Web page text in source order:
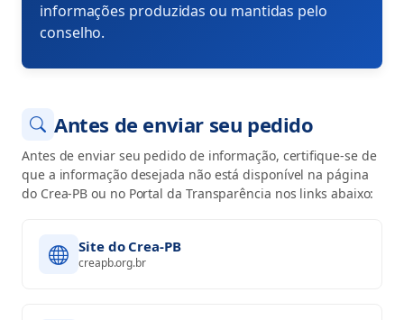
informações produzidas ou mantidas pelo
conselho.
Antes de enviar seu pedido
Antes de enviar seu pedido de informação, certifique-se de
que a informação desejada não está disponível na página
do Crea-PB ou no Portal da Transparência nos links abaixo:
Site do Crea-PB
creapb.org.br